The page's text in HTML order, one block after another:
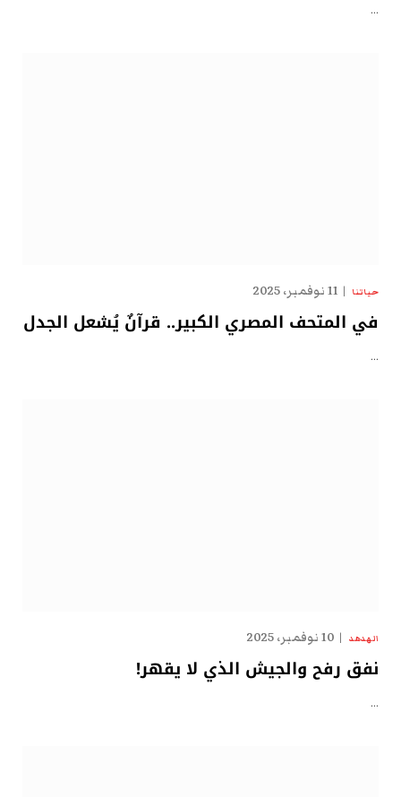
…
حياتنا 11 نوفمبر، 2025
في المتحف المصري الكبير.. قرآنٌ يُشعل الجدل
…
الهدهد 10 نوفمبر، 2025
نفق رفح والجيش الذي لا يقهر!
…